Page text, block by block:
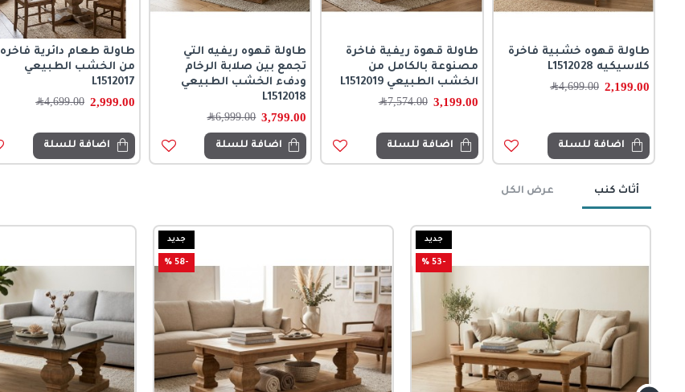
طاولة قهوه خشبية فاخرة
كلاسيكيه L1512028
2,199.00
4,699.00﷼
اضافة للسلة
طاولة قهوة ريفية فاخرة
مصنوعة بالكامل من
الخشب الطبيعي L1512019
3,199.00
7,574.00﷼
اضافة للسلة
طاولة قهوه ريفيه التي
تجمع بين صلابة الرخام
ودفء الخشب الطبيعي
L1512018
3,799.00
6,999.00﷼
اضافة للسلة
طاولة طعام دائرية فاخره
من الخشب الطبيعي
L1512017
2,999.00
4,699.00﷼
اضافة للسلة
أثاث كنب عرض الكل
جديد
-53 %
جديد
-58 %